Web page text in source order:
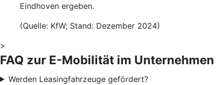
Eindhoven ergeben.
(Quelle: KfW; Stand: Dezember 2024)
>
FAQ zur E-Mobilität im Unternehmen
Werden Leasingfahrzeuge gefördert?